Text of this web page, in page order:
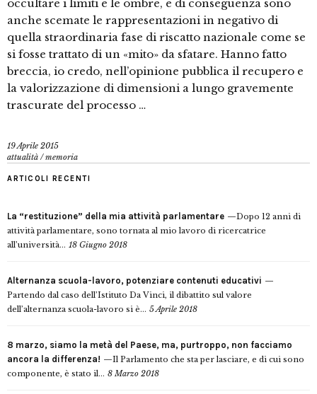
occultare i limiti e le ombre, e di conseguenza sono
anche scemate le rappresentazioni in negativo di
quella straordinaria fase di riscatto nazionale come se
si fosse trattato di un «mito» da sfatare. Hanno fatto
breccia, io credo, nell’opinione pubblica il recupero e
la valorizzazione di dimensioni a lungo gravemente
trascurate del processo …
19 Aprile 2015
attualità /memoria
ARTICOLI RECENTI
La “restituzione” della mia attività parlamentare
Dopo 12 anni di
attività parlamentare, sono tornata al mio lavoro di ricercatrice
all’università... 18 Giugno 2018
Alternanza scuola-lavoro, potenziare contenuti educativi
Partendo dal caso dell’Istituto Da Vinci, il dibattito sul valore
dell’alternanza scuola-lavoro si è... 5 Aprile 2018
8 marzo, siamo la metà del Paese, ma, purtroppo, non facciamo
ancora la differenza!
Il Parlamento che sta per lasciare, e di cui sono
componente, è stato il... 8 Marzo 2018